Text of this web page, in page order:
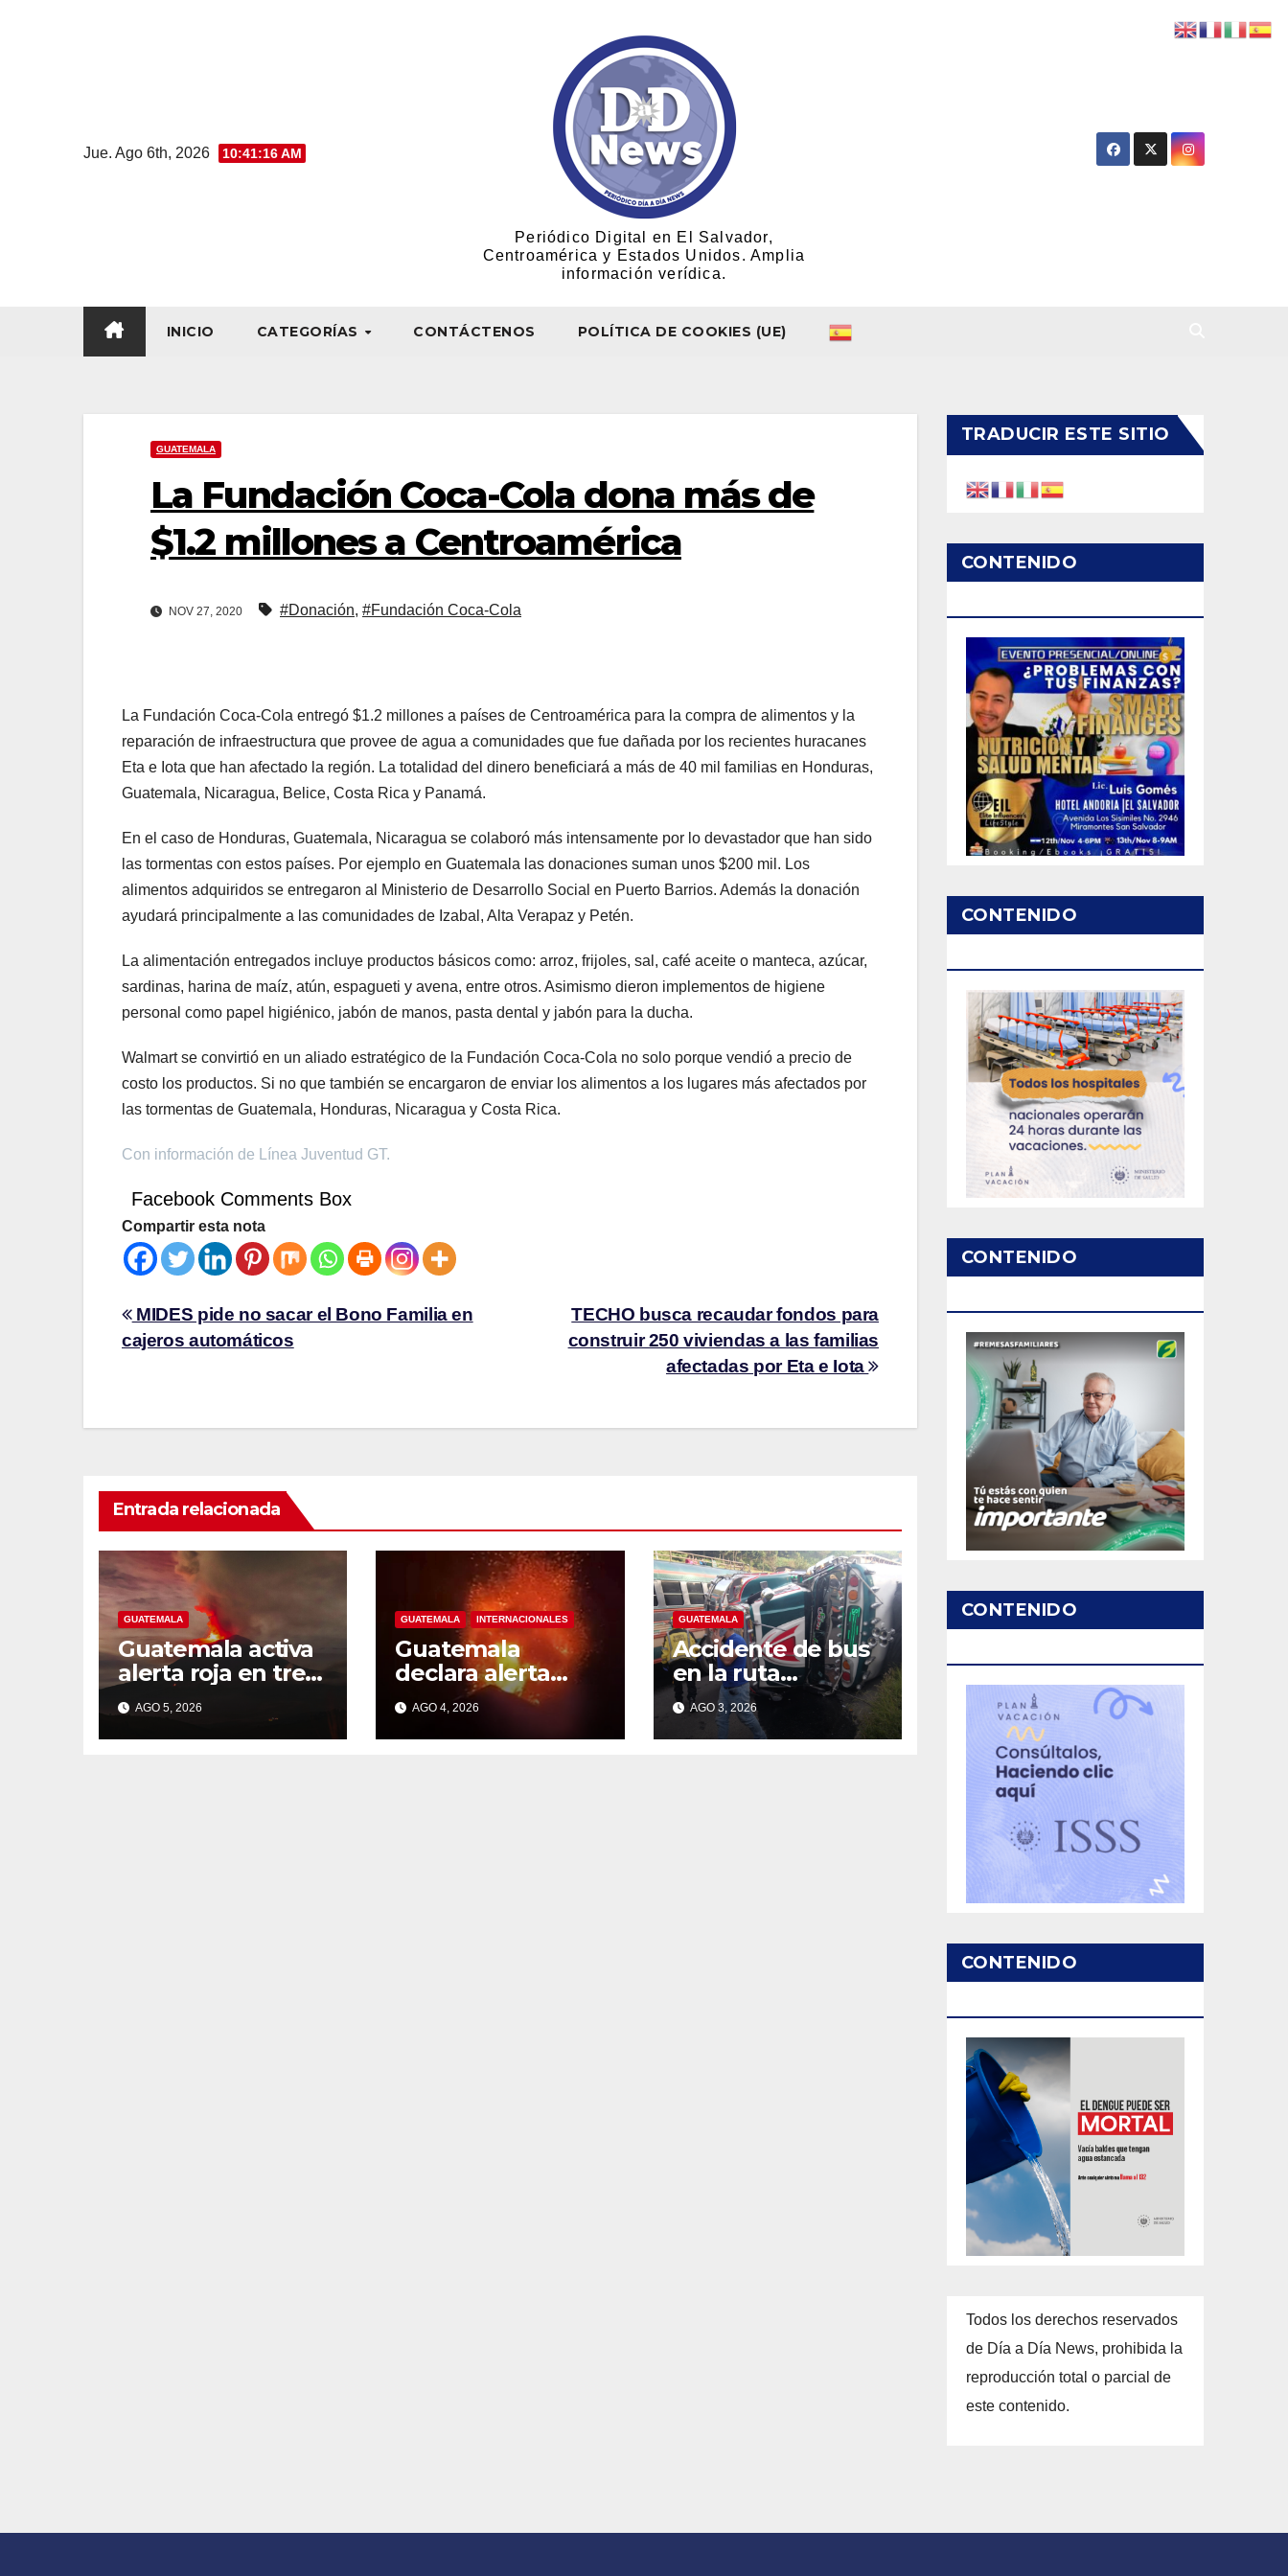
Jue. Ago 6th, 2026 10:41:17 AM
Periódico Digital en El Salvador,
Centroamérica y Estados Unidos. Amplia
información verídica.
INICIO CATEGORÍAS CONTÁCTENOS POLÍTICA DE COOKIES (UE)
GUATEMALA
La Fundación Coca-Cola dona más de
$1.2 millones a Centroamérica
NOV 27, 2020 #Donación, #Fundación Coca-Cola
La Fundación Coca-Cola entregó $1.2 millones a países de Centroamérica para la compra de alimentos y la
reparación de infraestructura que provee de agua a comunidades que fue dañada por los recientes huracanes
Eta e Iota que han afectado la región. La totalidad del dinero beneficiará a más de 40 mil familias en Honduras,
Guatemala, Nicaragua, Belice, Costa Rica y Panamá.
En el caso de Honduras, Guatemala, Nicaragua se colaboró más intensamente por lo devastador que han sido
las tormentas con estos países. Por ejemplo en Guatemala las donaciones suman unos $200 mil. Los
alimentos adquiridos se entregaron al Ministerio de Desarrollo Social en Puerto Barrios. Además la donación
ayudará principalmente a las comunidades de Izabal, Alta Verapaz y Petén.
La alimentación entregados incluye productos básicos como: arroz, frijoles, sal, café aceite o manteca, azúcar,
sardinas, harina de maíz, atún, espagueti y avena, entre otros. Asimismo dieron implementos de higiene
personal como papel higiénico, jabón de manos, pasta dental y jabón para la ducha.
Walmart se convirtió en un aliado estratégico de la Fundación Coca-Cola no solo porque vendió a precio de
costo los productos. Si no que también se encargaron de enviar los alimentos a los lugares más afectados por
las tormentas de Guatemala, Honduras, Nicaragua y Costa Rica.
Con información de Línea Juventud GT.
Facebook Comments Box
Compartir esta nota
TECHO busca recaudar fondos para
construir 250 viviendas a las familias
afectadas por Eta e Iota
MIDES pide no sacar el Bono Familia en
cajeros automáticos
Entrada relacionada
GUATEMALA
Guatemala activa
alerta roja en tres
departamentos
cercanos al volcán
de Fuego
AGO 5, 2026
GUATEMALA INTERNACIONALES
Guatemala
declara alerta
naranja por
intensa erupción
del volcán de
AGO 4, 2026
GUATEMALA
Accidente de bus
en la ruta
Interamericana
deja 17 pasajeros
heridos en Quiché
AGO 3, 2026
TRADUCIR ESTE SITIO
CONTENIDO
CONTENIDO
CONTENIDO
CONTENIDO
CONTENIDO
Todos los derechos reservados
de Día a Día News, prohibida la
reproducción total o parcial de
este contenido.